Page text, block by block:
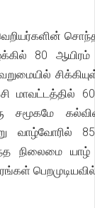
80 ஆயிரம்
மாவட்டத்தில்
சமூகமே
வாழ்வோரில்
நிலைமை யாழ்